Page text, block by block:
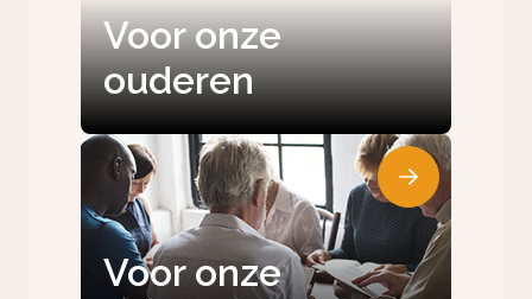
Voor onze
ouderen
Voor onze